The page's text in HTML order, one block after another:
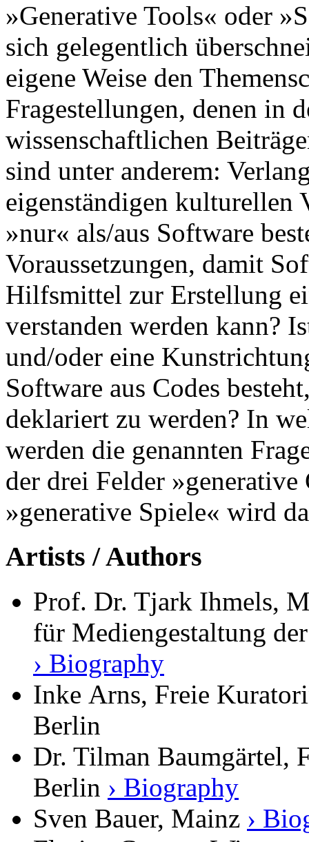
»Generative Tools« oder
sich gelegentlich
eigene Weise den
Fragestellungen, denen in
wissenschaftlichen
sind unter anderem:
eigenständigen kulturellen
»nur« als/aus Software
Voraussetzungen, damit
Hilfsmittel zur Erstellung
verstanden werden kann?
und/oder eine
Software aus Codes
deklariert zu werden? In
werden die genannten
der drei Felder
»generative Spiele« wird
Artists / Authors
Prof. Dr. Tjark Ihmels,
für Mediengestaltung
› Biography
Inke Arns, Freie
Berlin
Dr. Tilman Baumgärtel,
Berlin › Biography
Sven Bauer, Mainz ›